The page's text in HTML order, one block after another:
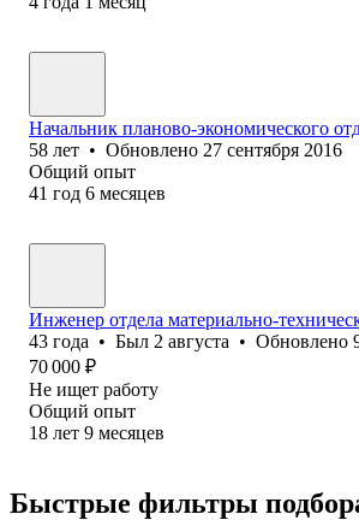
Начальник планово-экономического
58 лет • Обновлено 27 сентября 2016
Общий опыт
41 год 6 месяцев
Инженер отдела материально-
43 года • Был 2 августа • Обновлено
70 000 ₽
Не ищет работу
Общий опыт
18 лет 9 месяцев
Быстрые фильтры